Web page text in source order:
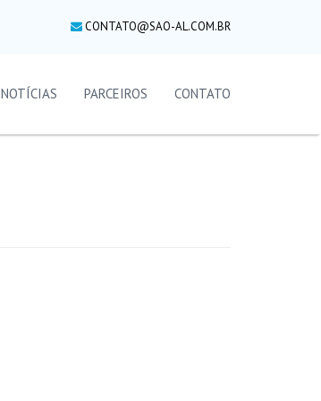
CONTATO@SAO-AL.COM.BR
NOTÍCIAS PARCEIROS CONTATO